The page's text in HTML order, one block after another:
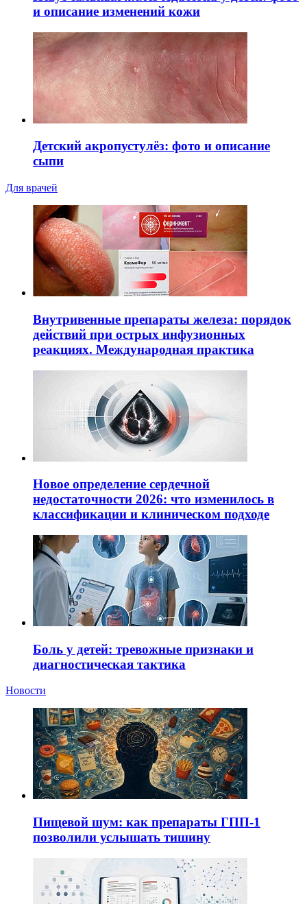
и описание изменений кожи
Детский акропустулёз: фото и описание
сыпи
Для врачей
Внутривенные препараты железа: порядок
действий при острых инфузионных
реакциях. Международная практика
Новое определение сердечной
недостаточности 2026: что изменилось в
классификации и клиническом подходе
Боль у детей: тревожные признаки и
диагностическая тактика
Новости
Пищевой шум: как препараты ГПП-1
позволили услышать тишину